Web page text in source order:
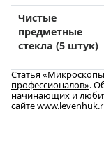
Чистые
предметные
стекла (5 штук)
Статья
профессионалов».
начинающих и
сайте